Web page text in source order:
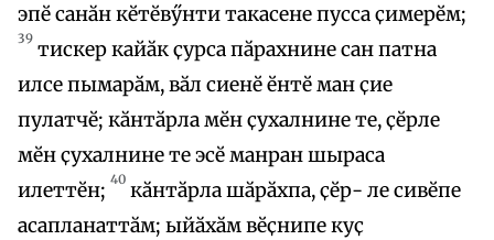
эпӗ санӑн кӗтӗвӳнти такасене пусса ҫимерӗм;
39 тискер кайӑк ҫурса пӑрахнине сан патна
илсе пымарӑм, вӑл сиенӗ ӗнтӗ ман ҫие
пулатчӗ; кӑнтӑрла мӗн ҫухалнине те, ҫӗрле
мӗн ҫухалнине те эсӗ манран шыраса
илеттӗн; 40 кӑнтӑрла шӑрӑхпа, ҫӗр- ле сивӗпе
асапланаттӑм; ыйӑхӑм вӗҫнипе куҫ